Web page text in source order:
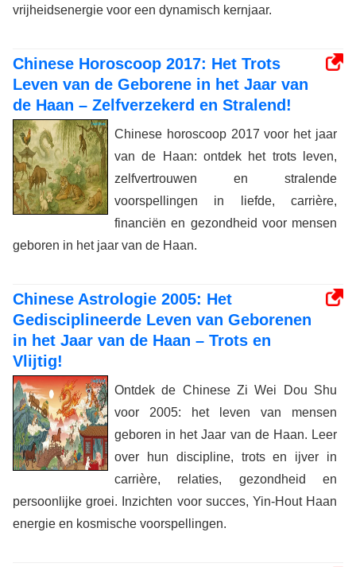
vrijheidsenergie voor een dynamisch kernjaar.
Chinese Horoscoop 2017: Het Trots
Leven van de Geborene in het Jaar van
de Haan – Zelfverzekerd en Stralend!
Chinese horoscoop 2017 voor het jaar
van de Haan: ontdek het trots leven,
zelfvertrouwen en stralende
voorspellingen in liefde, carrière,
financiën en gezondheid voor mensen
geboren in het jaar van de Haan.
Chinese Astrologie 2005: Het
Gedisciplineerde Leven van Geborenen
in het Jaar van de Haan – Trots en
Vlijtig!
Ontdek de Chinese Zi Wei Dou Shu
voor 2005: het leven van mensen
geboren in het Jaar van de Haan. Leer
over hun discipline, trots en ijver in
carrière, relaties, gezondheid en
persoonlijke groei. Inzichten voor succes, Yin-Hout Haan
energie en kosmische voorspellingen.